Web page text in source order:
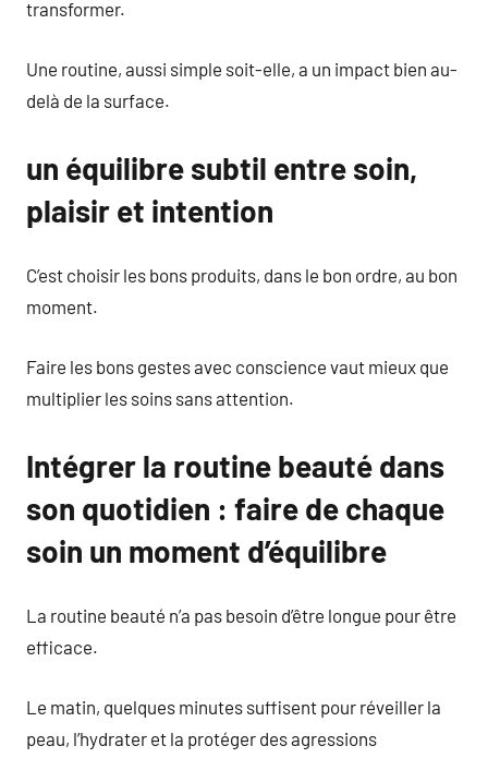
transformer.
Une routine, aussi simple soit-elle, a un impact bien au-
delà de la surface.
un équilibre subtil entre soin,
plaisir et intention
C’est choisir les bons produits, dans le bon ordre, au bon
moment.
Faire les bons gestes avec conscience vaut mieux que
multiplier les soins sans attention.
Intégrer la routine beauté dans
son quotidien : faire de chaque
soin un moment d’équilibre
La routine beauté n’a pas besoin d’être longue pour être
efficace.
Le matin, quelques minutes suffisent pour réveiller la
peau, l’hydrater et la protéger des agressions